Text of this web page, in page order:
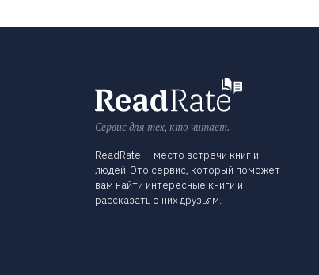
Сервис для тех, кто читает.
ReadRate — место встречи книг и
людей. Это сервис, который поможет
вам найти интересные книги и
рассказать о них друзьям.